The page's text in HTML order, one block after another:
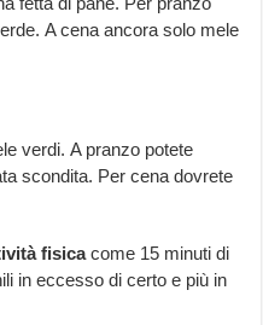
A cena ancora solo mele
verdi. A pranzo potete
scondita. Per cena dovrete
fisicacome 15 minuti di
in eccesso di certo e più in